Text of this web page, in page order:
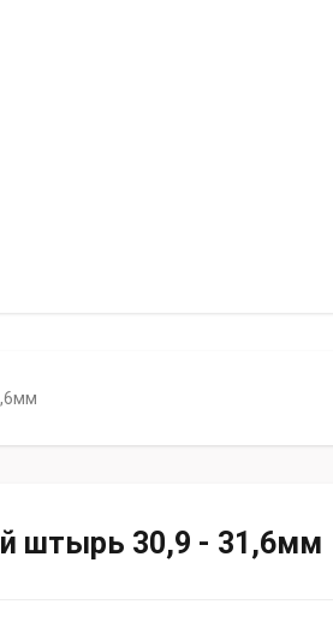
штырь 30,9 - 31,6мм